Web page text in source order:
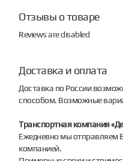
Отзывы о товаре
Reviews are disabled
Доставка и оплата
Доставка по России
способом. Возможные
Транспортная компания
Ежедневно мы отправляем
компанией.